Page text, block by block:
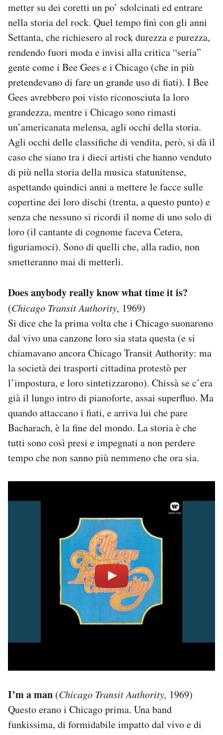
metter su dei coretti un po’ sdolcinati ed entrare
nella storia del rock. Quel tempo finì con gli anni
Settanta, che richiesero al rock durezza e purezza,
rendendo fuori moda e invisi alla critica “seria”
gente come i Bee Gees e i Chicago (che in più
pretendevano di fare un grande uso di fiati). I Bee
Gees avrebbero poi visto riconosciuta la loro
grandezza, mentre i Chicago sono rimasti
un’americanata melensa, agli occhi della storia.
Agli occhi delle classifiche di vendita, però, si dà il
caso che siano tra i dieci artisti che hanno venduto
di più nella storia della musica statunitense,
aspettando quindici anni a mettere le facce sulle
copertine dei loro dischi (trenta, a questo punto) e
senza che nessuno si ricordi il nome di uno solo di
loro (il cantante di cognome faceva Cetera,
figuriamoci). Sono di quelli che, alla radio, non
smetteranno mai di metterli.
Does anybody really know what time it is?
(Chicago Transit Authority, 1969)
Si dice che la prima volta che i Chicago suonarono
dal vivo una canzone loro sia stata questa (e si
chiamavano ancora Chicago Transit Authority: ma
la società dei trasporti cittadina protestò per
l’impostura, e loro sintetizzarono). Chissà se c’era
già il lungo intro di pianoforte, assai superfluo. Ma
quando attaccano i fiati, e arriva lui che pare
Bacharach, è la fine del mondo. La storia è che
tutti sono così presi e impegnati a non perdere
tempo che non sanno più nemmeno che ora sia.
I’m a man (Chicago Transit Authority, 1969)
Questo erano i Chicago prima. Una band
funkissima, di formidabile impatto dal vivo e di